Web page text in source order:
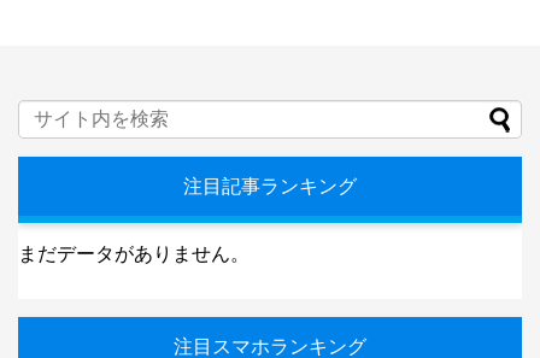
注目記事ランキング
まだデータがありません。
注目スマホランキング